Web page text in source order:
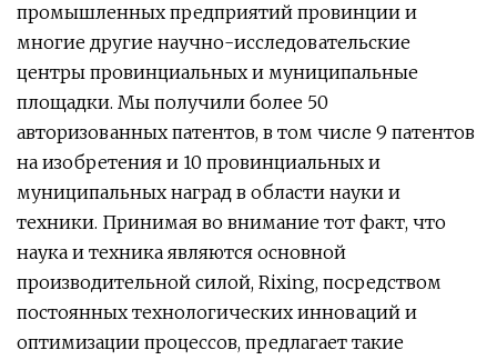
промышленных предприятий провинции и
многие другие научно-исследовательские
центры провинциальных и муниципальные
площадки. Мы получили более 50
авторизованных патентов, в том числе 9 патентов
на изобретения и 10 провинциальных и
муниципальных наград в области науки и
техники. Принимая во внимание тот факт, что
наука и техника являются основной
производительной силой, Rixing, посредством
постоянных технологических инноваций и
оптимизации процессов, предлагает такие